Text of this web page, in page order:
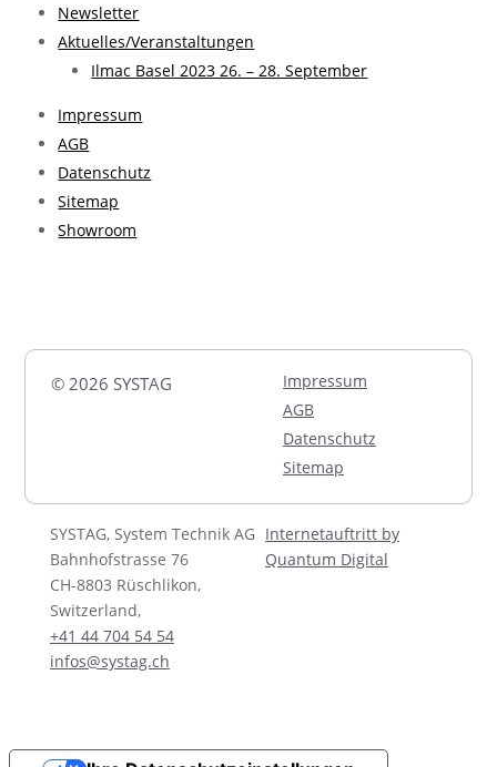
Newsletter
Aktuelles/Veranstaltungen
Ilmac Basel 2023 26. – 28. September
Impressum
AGB
Datenschutz
Sitemap
Showroom
© 2026 SYSTAG
Impressum
AGB
Datenschutz
Sitemap
SYSTAG, System Technik AG
Bahnhofstrasse 76
CH-8803 Rüschlikon,
Switzerland,
+41 44 704 54 54
infos@systag.ch
Internetauftritt by
Quantum Digital